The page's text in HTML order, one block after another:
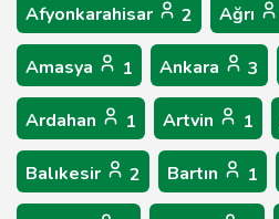
Afyonkarahisar 2 Ağrı
Amasya 1 Ankara 3
Ardahan 1 Artvin 1
Balıkesir 2 Bartın 1